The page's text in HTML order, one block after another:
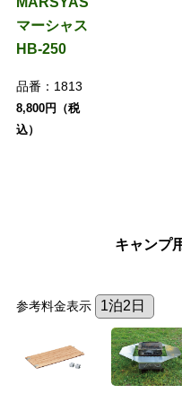
マーシャス
HB-250
品番： 1813
8,800円（税
込）
キャンプ
参考料金表示